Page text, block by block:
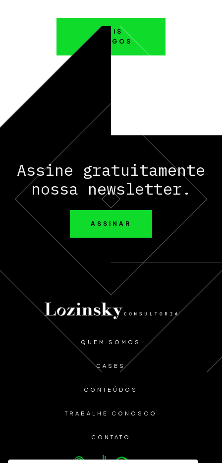
MAIS
ARTIGOS
Assine gratuitamente
nossa newsletter.
ASSINAR
QUEM SOMOS
CASES
CONTEÚDOS
TRABALHE CONOSCO
CONTATO